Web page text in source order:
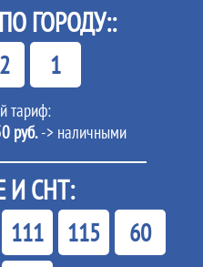
ГОРОДУ::
1
тариф:
руб.-> наличными
И СНТ:
111 115
60